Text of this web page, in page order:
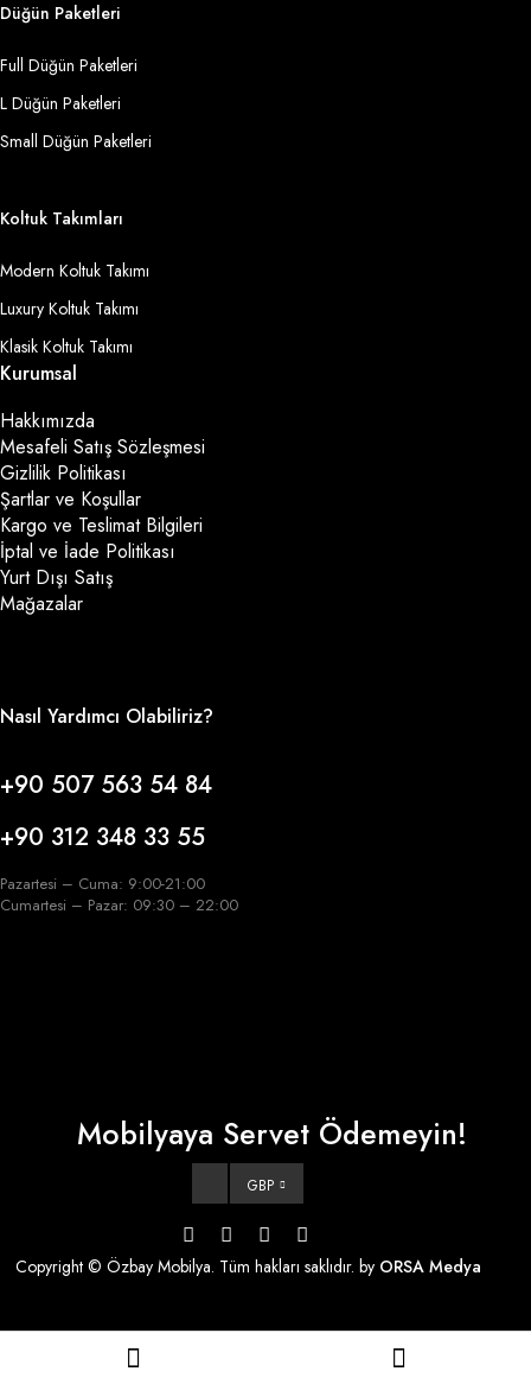
Düğün Paketleri
Full Düğün Paketleri
L Düğün Paketleri
Small Düğün Paketleri
Koltuk Takımları
Modern Koltuk Takımı
Luxury Koltuk Takımı
Klasik Koltuk Takımı
Kurumsal
Hakkımızda
Mesafeli Satış Sözleşmesi
Gizlilik Politikası
Şartlar ve Koşullar
Kargo ve Teslimat Bilgileri
İptal ve İade Politikası
Yurt Dışı Satış
Mağazalar
Nasıl Yardımcı Olabiliriz?
+90 507 563 54 84
+90 312 348 33 55
Pazartesi – Cuma: 9:00-21:00
Cumartesi – Pazar: 09:30 – 22:00
Mobilyaya Servet Ödemeyin!
GBP
Copyright © Özbay Mobilya. Tüm hakları saklıdır. by ORSA Medya